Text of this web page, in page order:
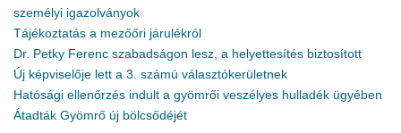
személyi igazolványok
Tájékoztatás a mezőőri járulékról
Dr. Petky Ferenc szabadságon lesz, a helyettesítés biztosított
Új képviselője lett a 3. számú választókerületnek
Hatósági ellenőrzés indult a gyömrői veszélyes hulladék ügyében
Átadták Gyömrő új bölcsődéjét